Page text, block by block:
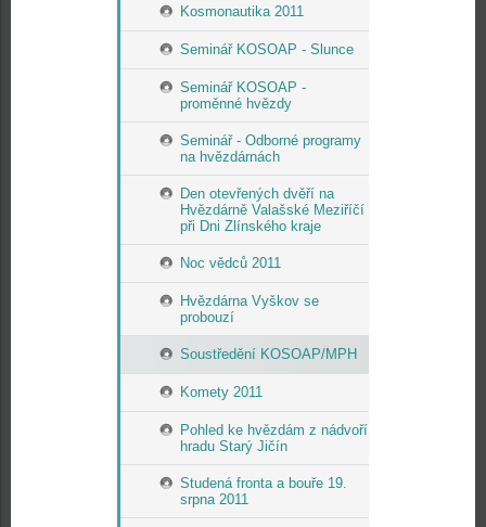
Kosmonautika 2011
Seminář KOSOAP - Slunce
Seminář KOSOAP -
proměnné hvězdy
Seminář - Odborné programy
na hvězdárnách
Den otevřených dvěří na
Hvězdárně Valašské Meziříčí
při Dni Zlínského kraje
Noc vědců 2011
Hvězdárna Vyškov se
probouzí
Soustředění KOSOAP/MPH
Komety 2011
Pohled ke hvězdám z nádvoří
hradu Starý Jičín
Studená fronta a bouře 19.
srpna 2011